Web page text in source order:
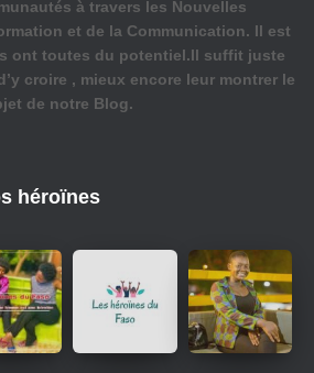
à travers les Nouvelles
et de la Communication. Il est
ont toutes du potentiel.Il suffit juste
croire , mieux encore leur montrer le
de notre Blog.
héroïnes